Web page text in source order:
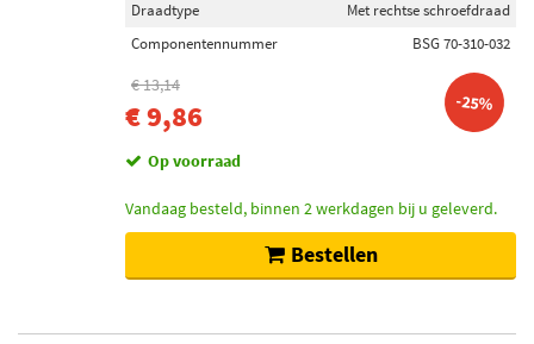
Draadtype
Met rechtse schroefdraad
Componentennummer
BSG 70-310-032
€ 13,14
€ 9,86 -25%
Op voorraad
Vandaag besteld, binnen 2 werkdagen bij u geleverd.
Bestellen